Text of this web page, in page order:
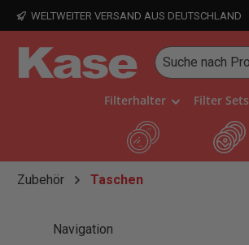
Hauptinhalt springen
Zur Suche springen
Zur Hauptnavigation springen
WELTWEITER VERSAND AUS DEUTSCHLAND
Filterhalter Filter Sets
Zubehör Taschen
Navigation